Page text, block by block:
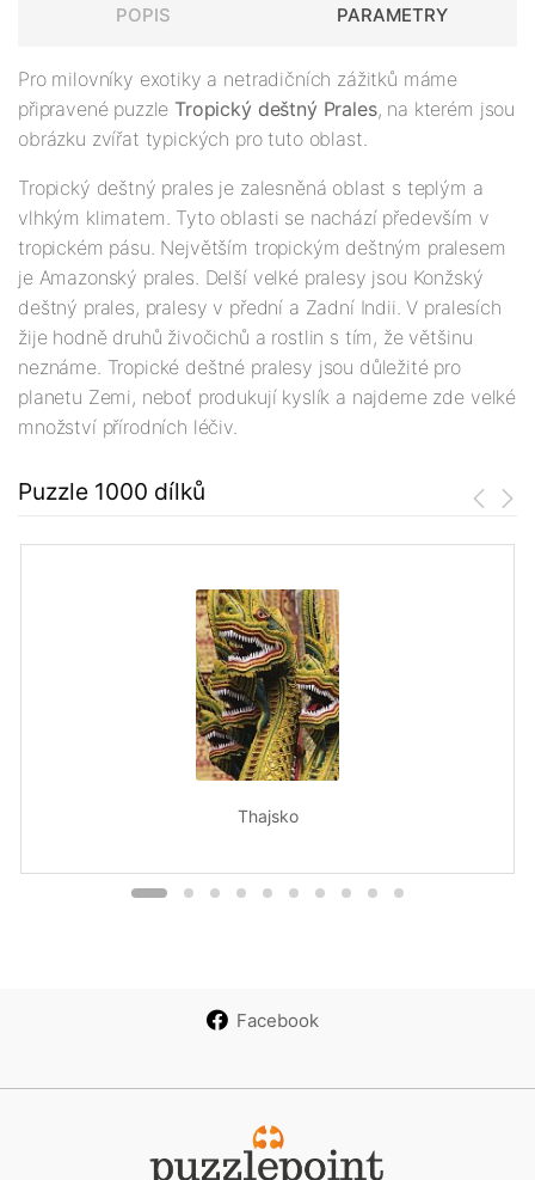
POPIS PARAMETRY
Pro milovníky exotiky a netradičních zážitků máme
připravené puzzle Tropický deštný Prales, na kterém jsou
obrázku zvířat typických pro tuto oblast.
Tropický deštný prales je zalesněná oblast s teplým a
vlhkým klimatem. Tyto oblasti se nachází především v
tropickém pásu. Největším tropickým deštným pralesem
je Amazonský prales. Delší velké pralesy jsou Konžský
deštný prales, pralesy v přední a Zadní Indii. V pralesích
žije hodně druhů živočichů a rostlin s tím, že většinu
neznáme. Tropické deštné pralesy jsou důležité pro
planetu Zemi, neboť produkují kyslík a najdeme zde velké
množství přírodních léčiv.
Puzzle 1000 dílků
Thajsko
Facebook